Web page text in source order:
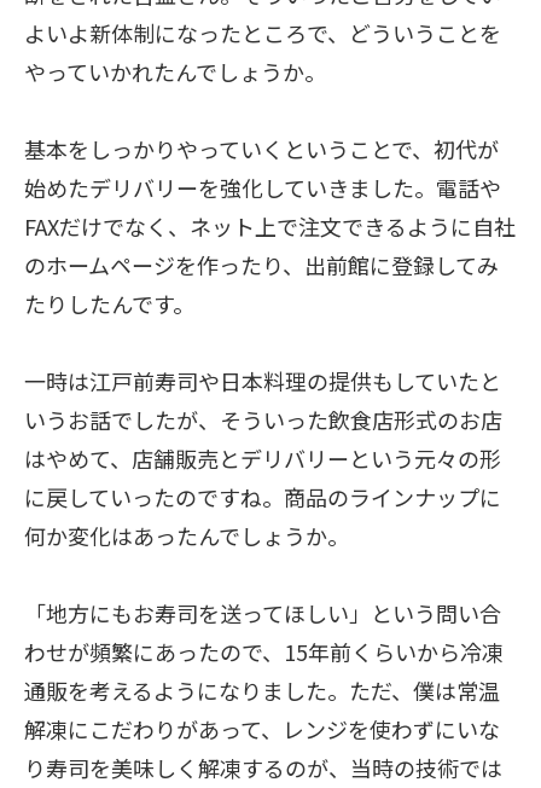
よいよ新体制になったところで、どういうことを
やっていかれたんでしょうか。
基本をしっかりやっていくということで、初代が
始めたデリバリーを強化していきました。電話や
FAXだけでなく、ネット上で注文できるように自社
のホームページを作ったり、出前館に登録してみ
たりしたんです。
一時は江戸前寿司や日本料理の提供もしていたと
いうお話でしたが、そういった飲食店形式のお店
はやめて、店舗販売とデリバリーという元々の形
に戻していったのですね。商品のラインナップに
何か変化はあったんでしょうか。
「地方にもお寿司を送ってほしい」という問い合
わせが頻繁にあったので、15年前くらいから冷凍
通販を考えるようになりました。ただ、僕は常温
解凍にこだわりがあって、レンジを使わずにいな
り寿司を美味しく解凍するのが、当時の技術では